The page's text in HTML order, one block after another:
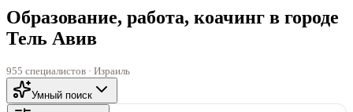
Образование, работа, коачинг в городе
Тель Авив
955 специалистов · Израиль
Умный поиск